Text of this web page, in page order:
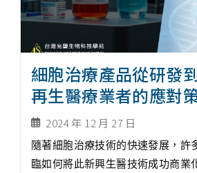
細胞治療產品從研發
再生醫療業者的應對
2024 年 12 月 27 日
隨著細胞治療技術的快速發展，許
臨如何將此新興生醫技術成功商業